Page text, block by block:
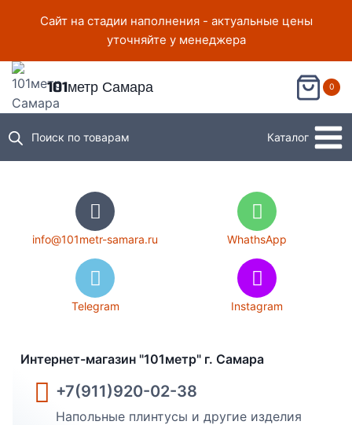
Сайт на стадии наполнения - актуальные цены
уточняйте у менеджера
101метр Самара 0
Поиск по товарам Каталог
info@101metr-samara.ru WhathsApp
Telegram Instagram
Интернет-магазин "101метр" г. Самара
+7(911)920-02-38
Напольные плинтусы и другие изделия